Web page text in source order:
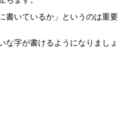
書いているか」というのは重要
な字が書けるようになりましょ